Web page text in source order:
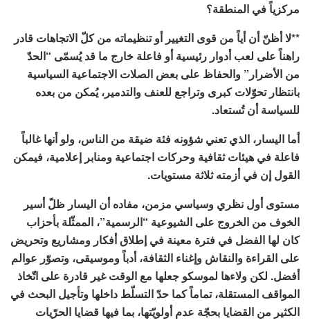
مركزياً في المنطقة؟
**لا أظنّ أن أياً من قوى التغيير أو تنظيماته من كلّ الاتجاهات قادر
راهناً على لعب أدوار رئيسية أو فاعلة خارج ما قد يُسمّى “الحدّ
من الأضرار” والحفاظ على بعض الصلات الاجتماعية السياسية
بانتظار تحوّلات كبرى وتراجع للعنف والتدمير، يُمكن من بعده
للسياسة أن تُستعاد.
أما اليسار، الذي تعني شؤونه فئة ضيقة من الناس، ولو أنها غالباً
فاعلة في هيئات ثقافية وحركات اجتماعية ومنابر إعلامية، فيمكن
القول إن في أزمته ثلاثة مستويات.
مستوى أول نظري وسياسي مزمن، مفاده أن اليسار ظلّ أسير
الخوف من الخروج على الشيوعية “الرسمية”، الممثّلة بأحزاب
كان لها الفضل في فترة معينة في إطلاق أفكار ومشاريع وتحريض
على القراءة والنقاش وإغناء الثقافة، أدباً وموسيقى، وتصوّر عوالم
أفضل. لكن ولاءها لموسكو جعلها مع الوقت غير قادرة على اتّخاذ
المواقف المستقلة، تماماً كما حدّ التسلّط داخلها وتأجيل البحث في
الكثير من القضايا بحجّة عدم أولويّتها، بما فيها قضايا الحرّيات